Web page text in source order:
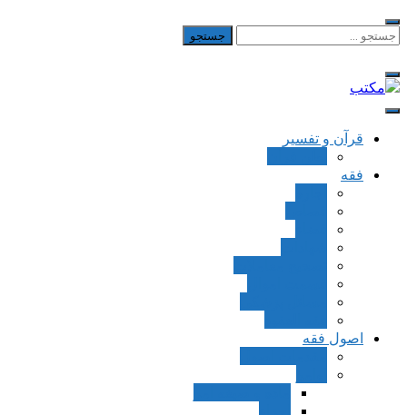
Skip
to
جستجو
قرآن و تفسیر
فقه
اصول فقه